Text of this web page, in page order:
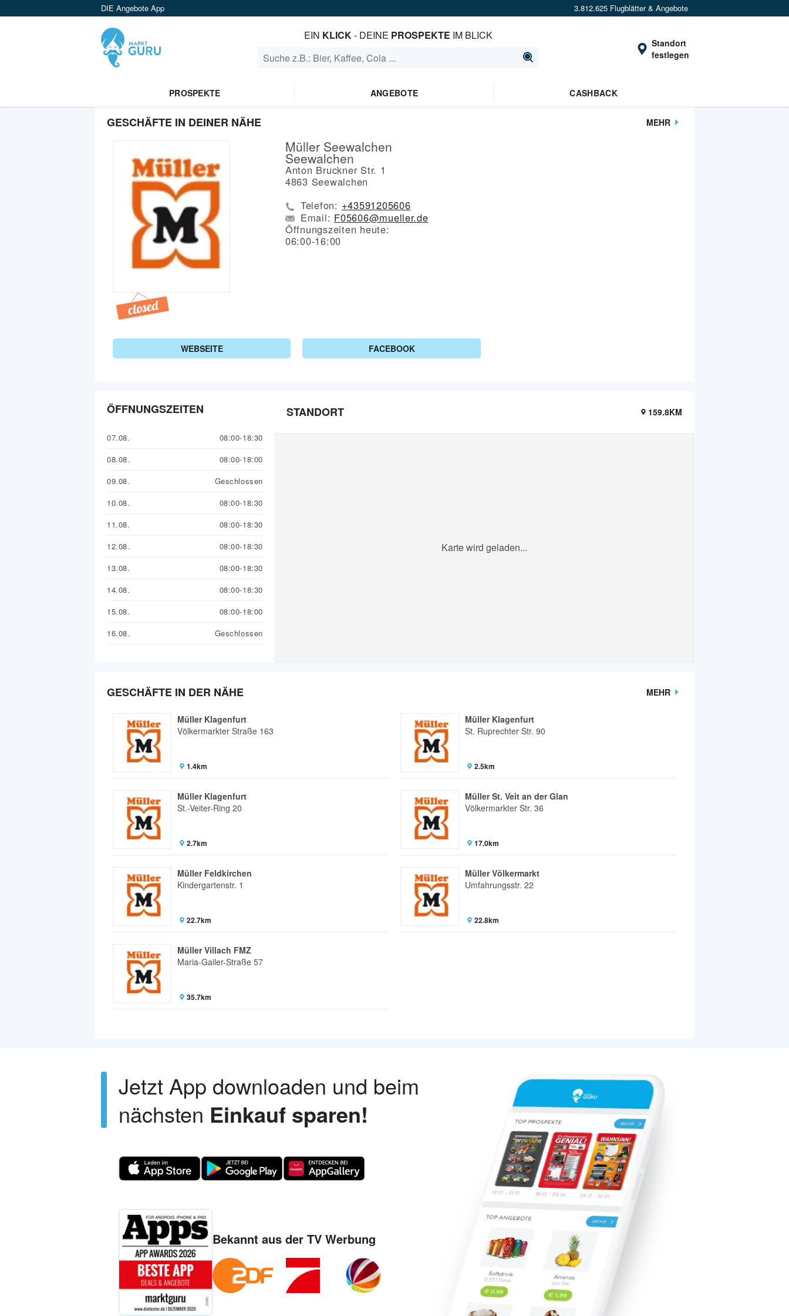
DIE Angebote App 3.812.625 Flugblätter & Angebote
EIN KLICK- DEINE PROSPEKTE IM BLICK
Standort
festlegen
PROSPEKTE ANGEBOTE CASHBACK
GESCHÄFTE IN DEINER NÄHE MEHR
Müller Seewalchen
Seewalchen
Anton Bruckner Str. 1
4863 Seewalchen
Telefon: +43591205606
Email: F05606@mueller.de
Öffnungszeiten heute:
06:00-16:00
WEBSEITE FACEBOOK
ÖFFNUNGSZEITEN
07.08.
08:00-18:30
08.08.
08:00-18:00
09.08.
Geschlossen
10.08.
08:00-18:30
11.08.
08:00-18:30
12.08.
08:00-18:30
13.08.
08:00-18:30
14.08.
08:00-18:30
15.08.
08:00-18:00
16.08.
Geschlossen
STANDORT 159.8KM
Karte wird geladen...
GESCHÄFTE IN DER NÄHE MEHR
Müller Klagenfurt
Völkermarkter Straße 163
1.4km
Müller Klagenfurt
St. Ruprechter Str. 90
2.5km
Müller Klagenfurt
St.-Veiter-Ring 20
2.7km
Müller St. Veit an der Glan
Völkermarkter Str. 36
17.0km
Müller Feldkirchen
Kindergartenstr. 1
22.7km
Müller Völkermarkt
Umfahrungsstr. 22
22.8km
Müller Villach FMZ
Maria-Gailer-Straße 57
35.7km
Jetzt App downloaden und beim
nächsten Einkauf sparen!
Bekannt aus der TV Werbung